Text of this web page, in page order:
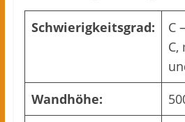
Schwierigkeitsgrad:
C
C,
Wandhöhe: